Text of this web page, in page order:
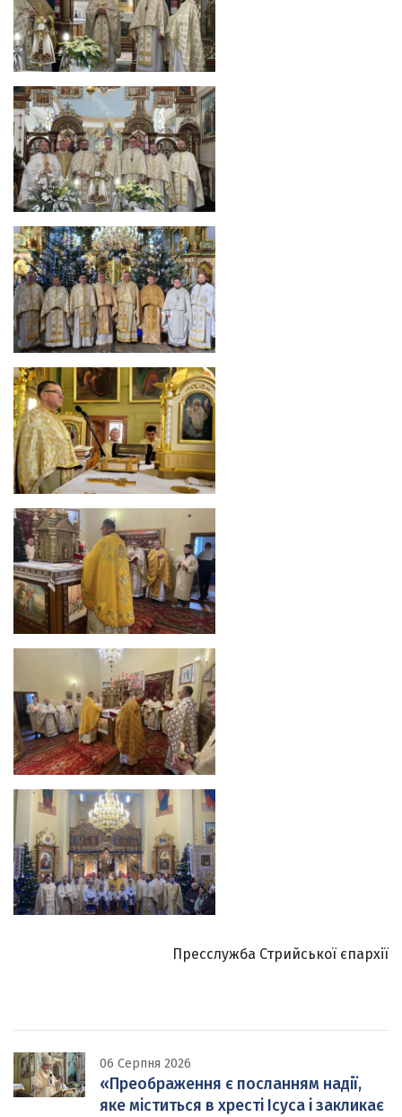
Пресслужба Стрийської єпархії
06 Серпня 2026
«Преображення є посланням надії,
яке міститься в хресті Ісуса і закликає